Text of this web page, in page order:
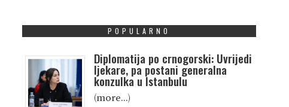
POPULARNO
Diplomatija po crnogorski: Uvrijedi
ljekare, pa postani generalna
konzulka u Istanbulu
(more…)